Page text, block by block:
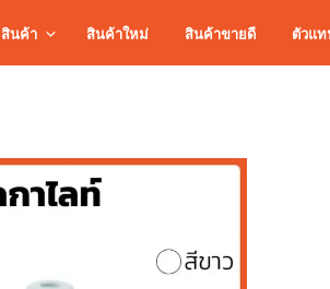
สินค้า สินค้าใหม่ สินค้าขายดี ตัวแ